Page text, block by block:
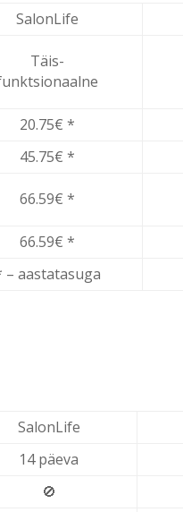
SalonLife
Täis-
20.75€ *
45.75€ *
66.59€ *
66.59€ *
– aastatasuga
SalonLife
14 päeva
🚫